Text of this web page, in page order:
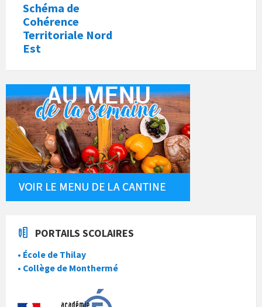
Schéma de
Cohérence
Territoriale Nord
Est
PORTAILS SCOLAIRES
• École de Thilay
• Collège de Monthermé